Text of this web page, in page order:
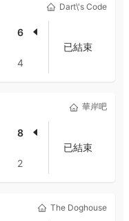
Dart\'s Code
6
4
已結束
華岸吧
8
2
已結束
The Doghouse